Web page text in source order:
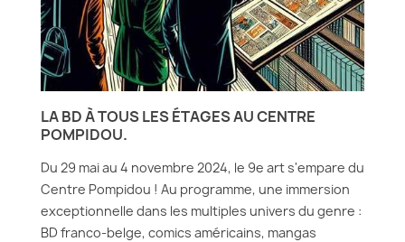
LA BD À TOUS LES ÉTAGES AU CENTRE
POMPIDOU.
Du 29 mai au 4 novembre 2024, le 9e art s'empare du
Centre Pompidou ! Au programme, une immersion
exceptionnelle dans les multiples univers du genre :
BD franco-belge, comics américains, mangas